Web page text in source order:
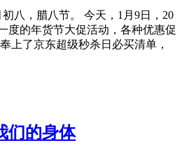
八，腊八节。 今天，1月9日，20
度的年货节大促活动，各种优惠促
上了京东超级秒杀日必买清单，
们的身体